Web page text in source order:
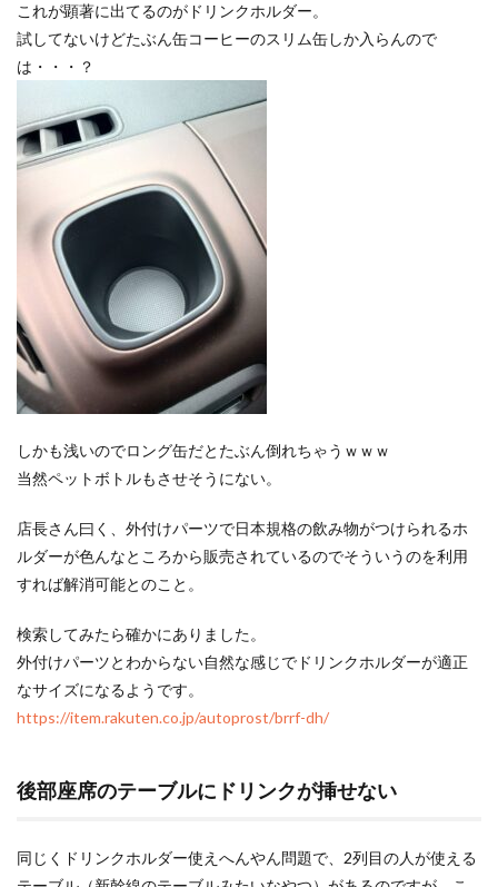
これが顕著に出てるのがドリンクホルダー。
試してないけどたぶん缶コーヒーのスリム缶しか入らんので
は・・・？
しかも浅いのでロング缶だとたぶん倒れちゃうｗｗｗ
当然ペットボトルもさせそうにない。
店長さん曰く、外付けパーツで日本規格の飲み物がつけられるホ
ルダーが色んなところから販売されているのでそういうのを利用
すれば解消可能とのこと。
検索してみたら確かにありました。
外付けパーツとわからない自然な感じでドリンクホルダーが適正
なサイズになるようです。
https://item.rakuten.co.jp/autoprost/brrf-dh/
後部座席のテーブルにドリンクが挿せない
同じくドリンクホルダー使えへんやん問題で、2列目の人が使える